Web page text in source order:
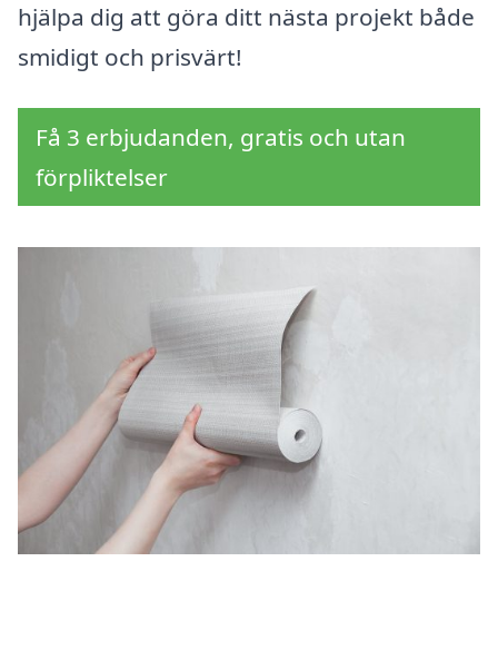
hjälpa dig att göra ditt nästa projekt både
smidigt och prisvärt!
Få 3 erbjudanden, gratis och utan
förpliktelser